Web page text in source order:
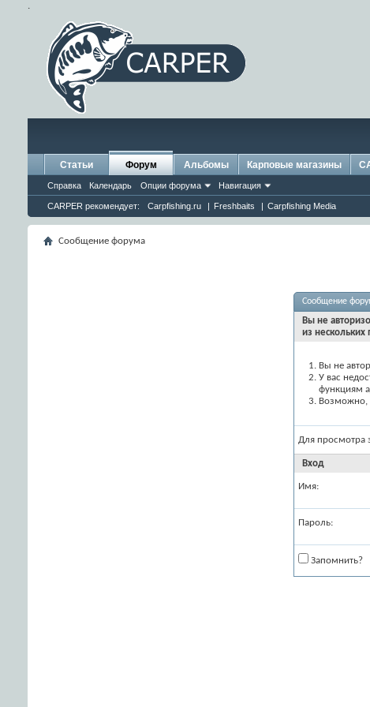
.
Статьи Форум
Справка Календарь Опции форума Навигация
CARPER рекомендует: Carpfishing.ru | Freshbaits | Carpfishing Media
Альбомы Карповые магазины
Сообщение форума
Сообщение
Вы не
из нескольких
Вы не
У вас
функциям
Возможно,
Для просмотра
Вход
Имя:
Пароль:
Запомнить?